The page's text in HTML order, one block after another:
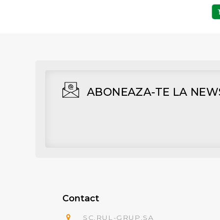
ABONEAZA-TE LA
Contact
SC.RUL-GRUP.SA